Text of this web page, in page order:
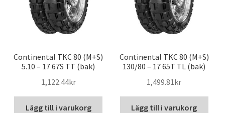
Continental TKC 80 (M+S)
5.10 – 17 67S TT (bak)
1,122.44kr
Lägg till i varukorg
Continental TKC 80 (M+S)
130/80 – 17 65T TL (bak)
1,499.81kr
Lägg till i varukorg